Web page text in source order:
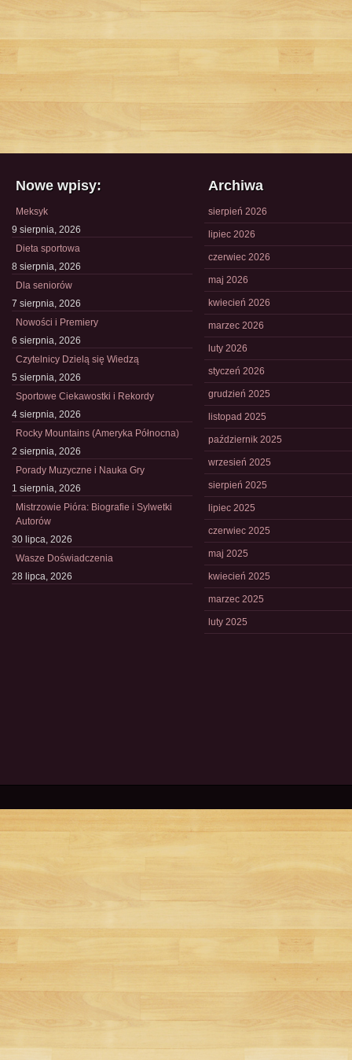
Nowe wpisy:
Meksyk
9 sierpnia, 2026
Dieta sportowa
8 sierpnia, 2026
Dla seniorów
7 sierpnia, 2026
Nowości i Premiery
6 sierpnia, 2026
Czytelnicy Dzielą się Wiedzą
5 sierpnia, 2026
Sportowe Ciekawostki i Rekordy
4 sierpnia, 2026
Rocky Mountains (Ameryka Północna)
2 sierpnia, 2026
Porady Muzyczne i Nauka Gry
1 sierpnia, 2026
Mistrzowie Pióra: Biografie i Sylwetki
Autorów
30 lipca, 2026
Wasze Doświadczenia
28 lipca, 2026
Archiwa
sierpień 2026
lipiec 2026
czerwiec 2026
maj 2026
kwiecień 2026
marzec 2026
luty 2026
styczeń 2026
grudzień 2025
listopad 2025
październik 2025
wrzesień 2025
sierpień 2025
lipiec 2025
czerwiec 2025
maj 2025
kwiecień 2025
marzec 2025
luty 2025